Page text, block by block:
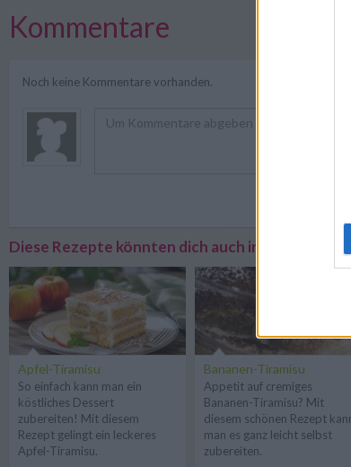
Kommentare
Noch keine Kommentare vorhanden.
Diese Rezepte könnten dich auch interessieren
Apfel-Tiramisu
So einfach kann man ein
köstliches Dessert
zubereiten! Mit diesem
Rezept gelingt ein leckeres
Apfel-Tiramisu.
Bananen-Tiramisu
Appetit auf cremiges
Bananen-Tiramisu? Mit
diesem schönen Rezept
man es ganz leicht selbst
zubereiten.